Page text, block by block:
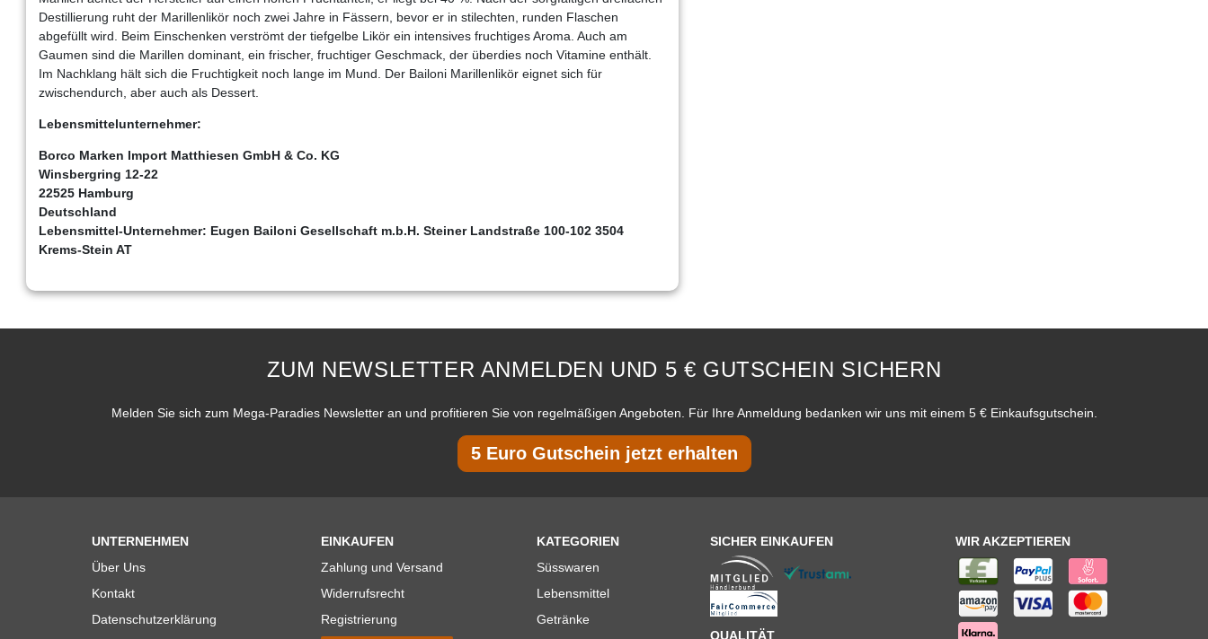
Destillierung ruht der Marillenlikör noch zwei Jahre in Fässern, bevor er in stilechten, runden Flaschen
abgefüllt wird. Beim Einschenken verströmt der tiefgelbe Likör ein intensives fruchtiges Aroma. Auch am
Gaumen sind die Marillen dominant, ein frischer, fruchtiger Geschmack, der überdies noch Vitamine enthält.
Im Nachklang hält sich die Fruchtigkeit noch lange im Mund. Der Bailoni Marillenlikör eignet sich für
zwischendurch, aber auch als Dessert.
Lebensmittelunternehmer:
Borco Marken Import Matthiesen GmbH & Co. KG
Winsbergring 12-22
22525 Hamburg
Deutschland
Lebensmittel-Unternehmer: Eugen Bailoni Gesellschaft m.b.H. Steiner Landstraße 100-102 3504
Krems-Stein AT
ZUM NEWSLETTER ANMELDEN UND 5 € GUTSCHEIN SICHERN
Melden Sie sich zum Mega-Paradies Newsletter an und profitieren Sie von regelmäßigen Angeboten. Für Ihre Anmeldung bedanken wir uns mit einem 5 € Einkaufsgutschein.
5 Euro Gutschein jetzt erhalten
UNTERNEHMEN
Über Uns
Kontakt
Datenschutzerklärung
EINKAUFEN
Zahlung und Versand
Widerrufsrecht
Registrierung
KATEGORIEN
Süsswaren
Lebensmittel
Getränke
SICHER EINKAUFEN
QUALITÄT
WIR AKZEPTIEREN